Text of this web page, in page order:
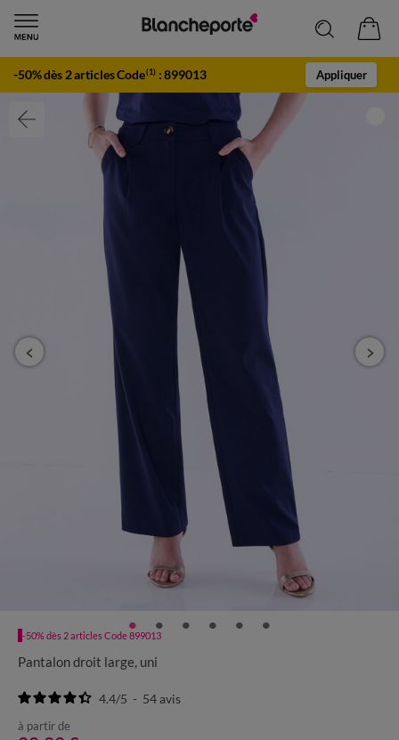
-50% dès 2 articles Code(1) :899013 Appliquer
-50% dès 2 articles Code 899013
Pantalon droit large, uni
4.4/5 - 54avis
à partir de